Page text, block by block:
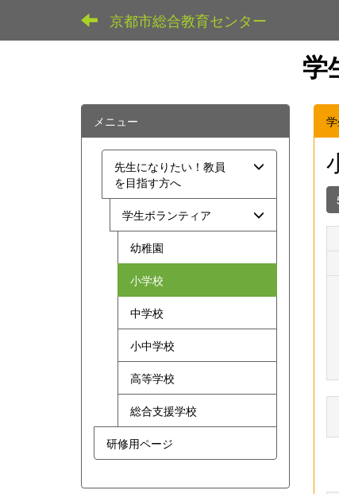
京都市総合教育センター
学
メニュー
先生になりたい！教員
を目指す方へ
学生ボランティア
幼稚園
小学校
中学校
小中学校
高等学校
総合支援学校
研修用ページ